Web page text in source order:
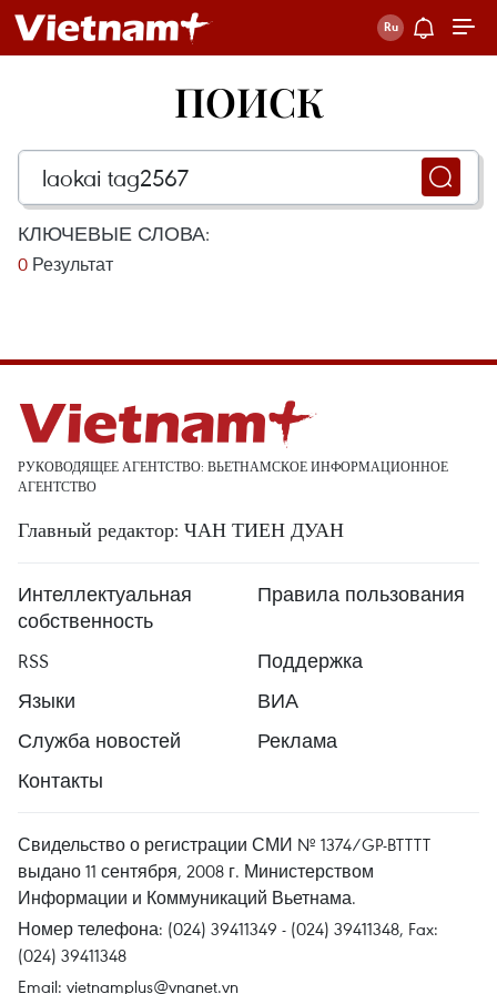
ПОИСК
КЛЮЧЕВЫЕ СЛОВА:
0 Результат
РУКОВОДЯЩЕЕ АГЕНТСТВО: ВЬЕТНАМСКОЕ ИНФОРМАЦИОННОЕ
АГЕНТСТВО
Главный редактор: ЧАН ТИЕН ДУАН
Интеллектуальная
собственность
Правила пользования
RSS
Поддержка
Языки
ВИА
Служба новостей
Реклама
Контакты
Свидельство о регистрации СМИ № 1374/GP-BTTTT
выдано 11 сентября, 2008 г. Министерством
Информации и Коммуникаций Вьетнама.
Номер телефона: (024) 39411349 - (024) 39411348, Fax:
(024) 39411348
Email: vietnamplus@vnanet.vn